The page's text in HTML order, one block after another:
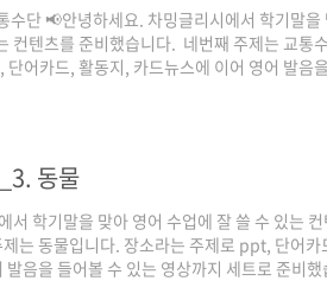
단 📢안녕하세요. 차밍글리시에서 학기말을
컨텐츠를 준비했습니다. 네번째 주제는 교통
어카드, 활동지, 카드뉴스에 이어 영어 발음
좋을 것 같습니다. 그럼 많은 관심 부탁드립니
drive/u/2/folders/
단 (공유용) - Google Drive이 브라우저 버전
되는..
동물
서 학기말을 맞아 영어 수업에 잘 쓸 수 있는
는 동물입니다. 장소라는 주제로 ppt, 단어카
음을 들어볼 수 있는 영상까지 세트로 준비했